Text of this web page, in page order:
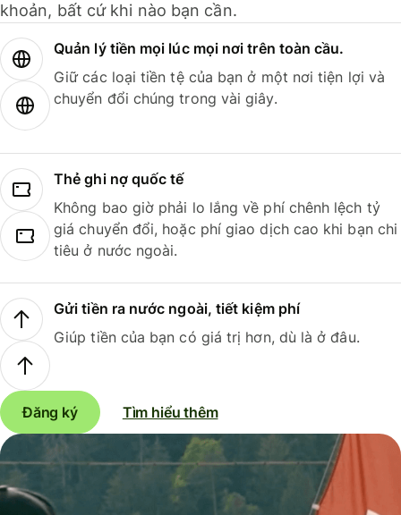
khoản, bất cứ khi nào bạn cần.
Quản lý tiền mọi lúc mọi nơi trên toàn cầu.
Giữ các loại tiền tệ của bạn ở một nơi tiện lợi và
chuyển đổi chúng trong vài giây.
Thẻ ghi nợ quốc tế
Không bao giờ phải lo lắng về phí chênh lệch tỷ
giá chuyển đổi, hoặc phí giao dịch cao khi bạn chi
tiêu ở nước ngoài.
Gửi tiền ra nước ngoài, tiết kiệm phí
Giúp tiền của bạn có giá trị hơn, dù là ở đâu.
Đăng ký Tìm hiểu thêm